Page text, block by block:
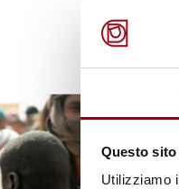
Questo
Utilizziamo